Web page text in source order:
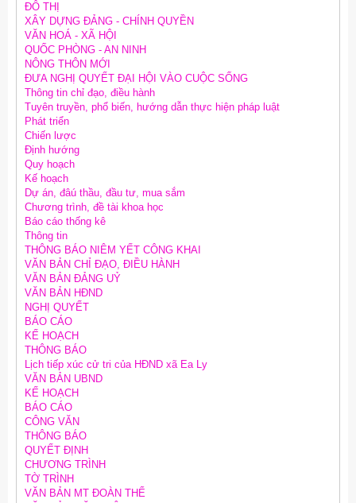
ĐÔ THỊ
XÂY DỰNG ĐẢNG - CHÍNH QUYỀN
VĂN HOÁ - XÃ HỘI
QUỐC PHÒNG - AN NINH
NÔNG THÔN MỚI
ĐƯA NGHỊ QUYẾT ĐẠI HỘI VÀO CUỘC SỐNG
Thông tin chỉ đạo, điều hành
Tuyên truyền, phổ biến, hướng dẫn thực hiện pháp luật
Phát triển
Chiến lược
Định hướng
Quy hoạch
Kế hoạch
Dự án, đâú thầu, đầu tư, mua sắm
Chương trình, đề tài khoa học
Báo cáo thống kê
Thông tin
THÔNG BÁO NIÊM YẾT CÔNG KHAI
VĂN BẢN CHỈ ĐẠO, ĐIỀU HÀNH
VĂN BẢN ĐẢNG UỶ
VĂN BẢN HĐND
NGHỊ QUYẾT
BÁO CÁO
KẾ HOẠCH
THÔNG BÁO
Lịch tiếp xúc cử tri của HĐND xã Ea Ly
VĂN BẢN UBND
KẾ HOẠCH
BÁO CÁO
CÔNG VĂN
THÔNG BÁO
QUYẾT ĐỊNH
CHƯƠNG TRÌNH
TỜ TRÌNH
VĂN BẢN MT ĐOÀN THỂ